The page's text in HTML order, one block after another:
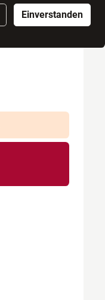
Einverstanden